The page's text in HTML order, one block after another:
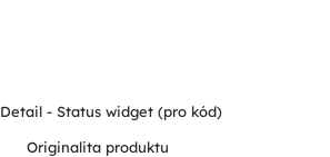
Detail - Status widget (pro kód)
Originalita produktu